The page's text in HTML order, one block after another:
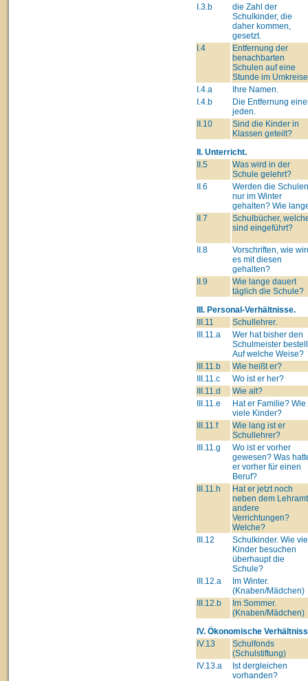
I.3.b
die Zahl der
Schulkinder, die
daher kommen,
gesetzt.
I.4
Entfernung der
benachbarten
Schulen auf eine
Stunde im
I.4.a
Ihre Namen.
I.4.b
Die Entfernung
jeden.
II.10
Sind die Kinder in
Klassen geteilt?
II. Unterricht.
II.5
Was wird in der
Schule gelehrt?
II.6
Werden die Schulen
nur im Winter
gehalten? Wie
II.7
Schulbücher,
sind eingeführt?
II.8
Vorschriften, wie
es mit diesen
gehalten?
II.9
Wie lange dauert
täglich die Schule?
III. Personal-Verhältnisse.
III.11
Schullehrer.
III.11.a
Wer hat bisher den
Schulmeister
Auf welche Weise?
III.11.b
Wie heißt er?
III.11.c
Wo ist er her?
III.11.d
Wie alt?
III.11.e
Hat er Familie? Wie
viele Kinder?
III.11.f
Wie lang ist er
Schullehrer?
III.11.g
Wo ist er vorher
gewesen? Was
er vorher für einen
Beruf?
III.11.h
Hat er jetzt noch
neben dem
andere
Verrichtungen?
Welche?
III.12
Schulkinder. Wie
Kinder besuchen
überhaupt die
Schule?
III.12.a
Im Winter.
(Knaben/Mädchen)
III.12.b
Im Sommer.
(Knaben/Mädchen)
IV. Ökonomische
IV.13
Schulfonds
(Schulstiftung)
IV.13.a
Ist dergleichen
vorhanden?